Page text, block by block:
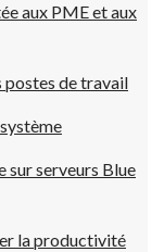
aux PME et aux
postes de travail
sur serveurs Blue
la productivité